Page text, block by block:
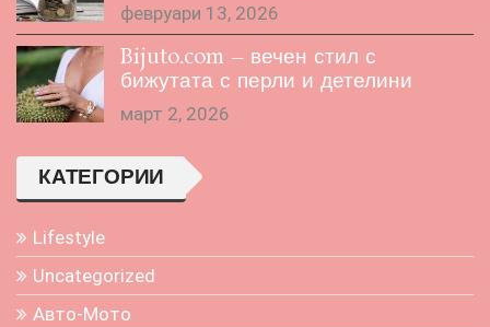
февруари 13, 2026
Bijuto.com – вечен стил с
бижутата с перли и детелини
март 2, 2026
КАТЕГОРИИ
Lifestyle
Uncategorized
Авто-Мото